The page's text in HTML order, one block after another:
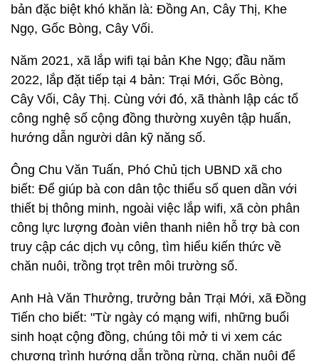
bản đặc biệt khó khăn là: Đồng An, Cây Thị, Khe
Ngọ, Gốc Bòng, Cây Vối.
Năm 2021, xã lắp wifi tại bản Khe Ngọ; đầu năm
2022, lắp đặt tiếp tại 4 bản: Trại Mới, Gốc Bòng,
Cây Vối, Cây Thị. Cùng với đó, xã thành lập các tổ
công nghệ số cộng đồng thường xuyên tập huấn,
hướng dẫn người dân kỹ năng số.
Ông Chu Văn Tuấn, Phó Chủ tịch UBND xã cho
biết: Để giúp bà con dân tộc thiểu số quen dần với
thiết bị thông minh, ngoài việc lắp wifi, xã còn phân
công lực lượng đoàn viên thanh niên hỗ trợ bà con
truy cập các dịch vụ công, tìm hiểu kiến thức về
chăn nuôi, trồng trọt trên môi trường số.
Anh Hà Văn Thưởng, trưởng bản Trại Mới, xã Đồng
Tiến cho biết: "Từ ngày có mạng wifi, những buổi
sinh hoạt cộng đồng, chúng tôi mở ti vi xem các
chương trình hướng dẫn trồng rừng, chăn nuôi để